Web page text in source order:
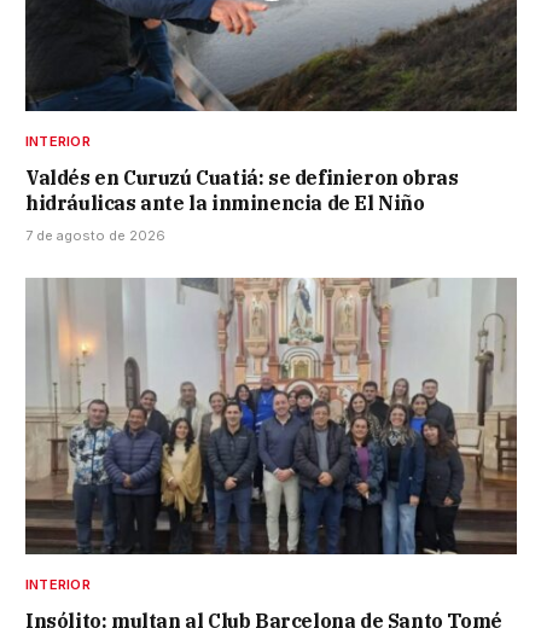
INTERIOR
Valdés en Curuzú Cuatiá: se definieron obras
hidráulicas ante la inminencia de El Niño
7 de agosto de 2026
INTERIOR
Insólito: multan al Club Barcelona de Santo Tomé